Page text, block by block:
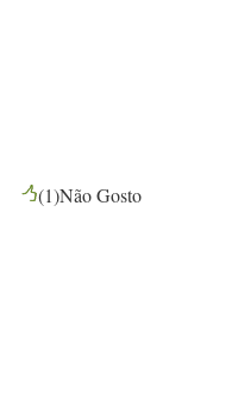
(1)Não Gosto